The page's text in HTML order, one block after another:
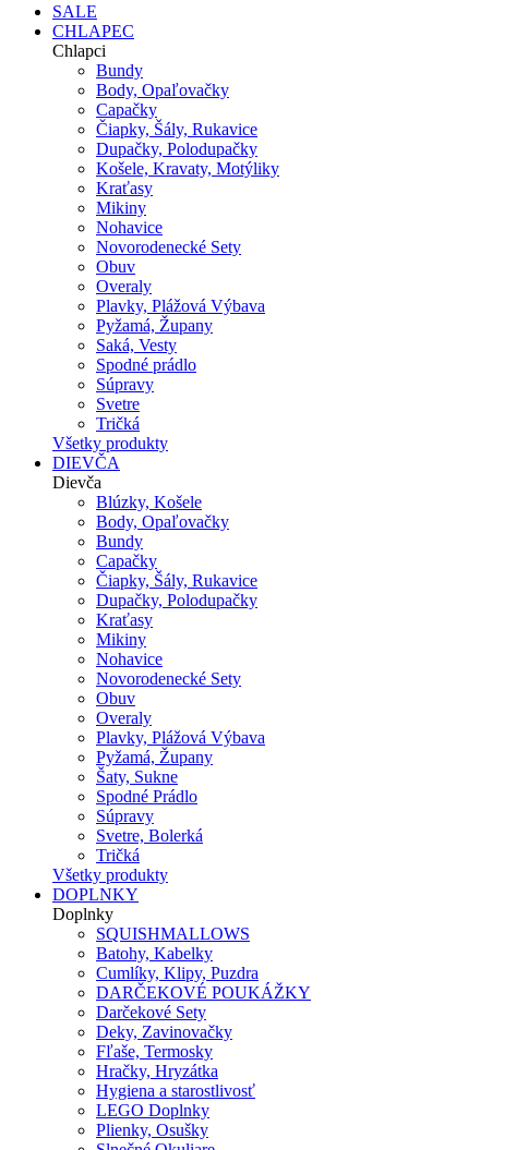
SALE
CHLAPEC
Chlapci
Bundy
Body, Opaľovačky
Capačky
Čiapky, Šály, Rukavice
Dupačky, Polodupačky
Košele, Kravaty, Motýliky
Kraťasy
Mikiny
Nohavice
Novorodenecké Sety
Obuv
Overaly
Plavky, Plážová Výbava
Pyžamá, Župany
Saká, Vesty
Spodné prádlo
Súpravy
Svetre
Tričká
Všetky produkty
DIEVČA
Dievča
Blúzky, Košele
Body, Opaľovačky
Bundy
Capačky
Čiapky, Šály, Rukavice
Dupačky, Polodupačky
Kraťasy
Mikiny
Nohavice
Novorodenecké Sety
Obuv
Overaly
Plavky, Plážová Výbava
Pyžamá, Župany
Šaty, Sukne
Spodné Prádlo
Súpravy
Svetre, Bolerká
Tričká
Všetky produkty
DOPLNKY
Doplnky
SQUISHMALLOWS
Batohy, Kabelky
Cumlíky, Klipy, Puzdra
DARČEKOVÉ POUKÁŽKY
Darčekové Sety
Deky, Zavinovačky
Fľaše, Termosky
Hračky, Hryzátka
Hygiena a starostlivosť
LEGO Doplnky
Plienky, Osušky